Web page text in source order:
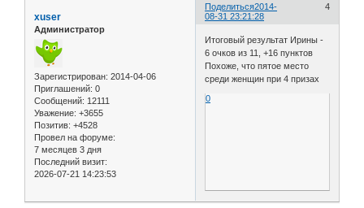
Поделиться 4
2014-
08-31 23:21:28
xuser
Администратор
Зарегистрирован: 2014-04-06
Приглашений: 0
Сообщений: 12111
Уважение: +3655
Позитив: +4528
Провел на форуме:
7 месяцев 3 дня
Последний визит:
2026-07-21 14:23:53
Итоговый результат Ирины -
6 очков из 11, +16 пунктов
Похоже, что пятое место
среди женщин при 4 призах
0